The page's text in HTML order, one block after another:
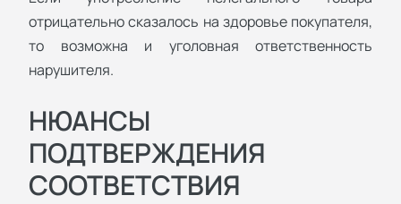
отрицательно сказалось на здоровье покупателя,
то возможна и уголовная ответственность
нарушителя.
НЮАНСЫ
ПОДТВЕРЖДЕНИЯ
СООТВЕТСТВИЯ